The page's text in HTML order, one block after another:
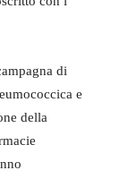
di
e
della